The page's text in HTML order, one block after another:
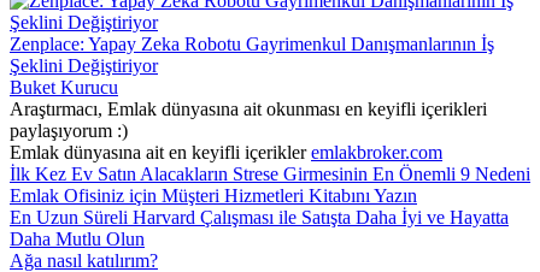
Zenplace: Yapay Zeka Robotu Gayrimenkul Danışmanlarının İş
Şeklini Değiştiriyor
Buket Kurucu
Araştırmacı, Emlak dünyasına ait okunması en keyifli içerikleri
paylaşıyorum :)
Emlak dünyasına ait en keyifli içerikleremlakbroker.com
İlk Kez Ev Satın Alacakların Strese Girmesinin En Önemli 9 Nedeni
Emlak Ofisiniz için Müşteri Hizmetleri Kitabını Yazın
En Uzun Süreli Harvard Çalışması ile Satışta Daha İyi ve Hayatta
Daha Mutlu Olun
Ağa nasıl katılırım?